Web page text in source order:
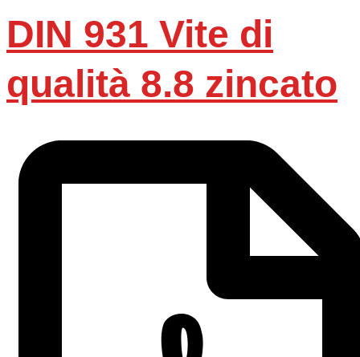
DIN 931 Vite di
qualità 8.8 zincato